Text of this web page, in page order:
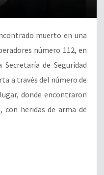
muerto en una
número 112, en
de Seguridad
a través del número de
donde encontraron
heridas de arma de